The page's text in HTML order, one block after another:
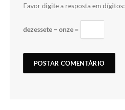
Favor digite a resposta em dígitos:
dezessete − onze =